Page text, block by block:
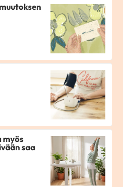
myös
saa